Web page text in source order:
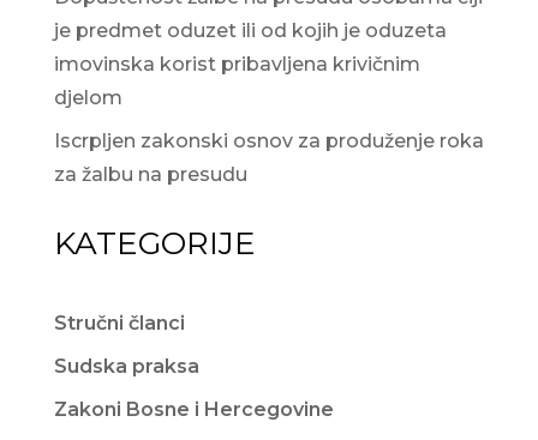
je predmet oduzet ili od kojih je oduzeta
imovinska korist pribavljena krivičnim
djelom
Iscrpljen zakonski osnov za produženje roka
za žalbu na presudu
KATEGORIJE
Stručni članci
Sudska praksa
Zakoni Bosne i Hercegovine